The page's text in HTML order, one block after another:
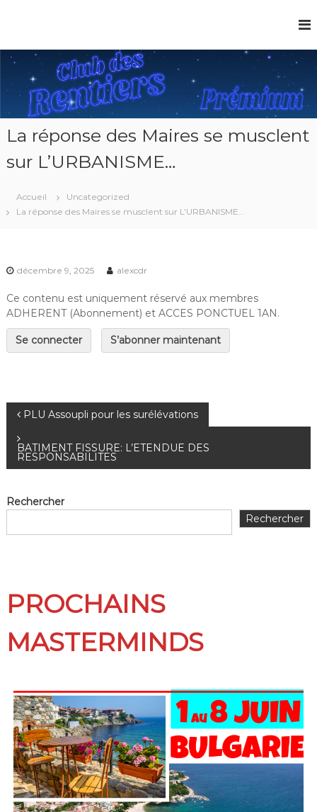
La réponse des Maires se musclent
sur L’URBANISME…
Accueil
Uncategorized
La réponse des Maires se musclent sur L’URBANISME…
décembre 9, 2025 alexcdr
Ce contenu est uniquement réservé aux membres
ADHERENT (Abonnement) et ACCES PONCTUEL 1AN.
Se connecter S’abonner maintenant
PLU Assoupli pour les surélévations
BATIMENT FISSURE: L’ETENDUE DES
RESPONSABILITES
Rechercher
Rechercher
PROCHAINS
MASTERMINDS